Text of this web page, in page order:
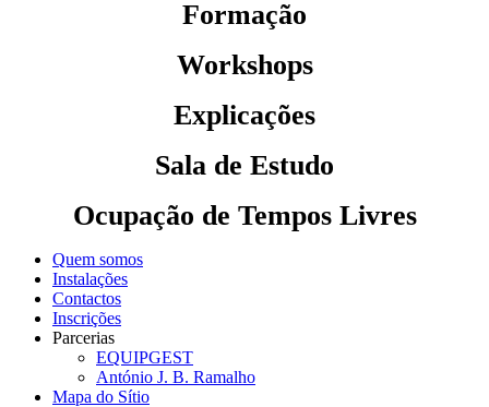
Formação
Workshops
Explicações
Sala de Estudo
Ocupação de Tempos Livres
Quem somos
Instalações
Contactos
Inscrições
Parcerias
EQUIPGEST
António J. B. Ramalho
Mapa do Sítio